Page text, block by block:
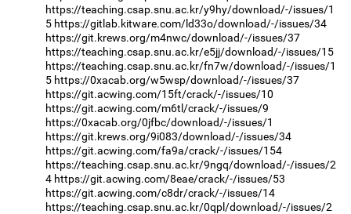
https://teaching.csap.snu.ac.kr/y9hy/download/-/issues/1
5 https://gitlab.kitware.com/ld33o/download/-/issues/34
https://git.krews.org/m4nwc/download/-/issues/37
https://teaching.csap.snu.ac.kr/e5jj/download/-/issues/15
https://teaching.csap.snu.ac.kr/fn7w/download/-/issues/1
5 https://0xacab.org/w5wsp/download/-/issues/37
https://git.acwing.com/15ft/crack/-/issues/10
https://git.acwing.com/m6tl/crack/-/issues/9
https://0xacab.org/0jfbc/download/-/issues/1
https://git.krews.org/9i083/download/-/issues/34
https://git.acwing.com/fa9a/crack/-/issues/154
https://teaching.csap.snu.ac.kr/9ngq/download/-/issues/2
4 https://git.acwing.com/8eae/crack/-/issues/53
https://git.acwing.com/c8dr/crack/-/issues/14
https://teaching.csap.snu.ac.kr/0qpl/download/-/issues/2